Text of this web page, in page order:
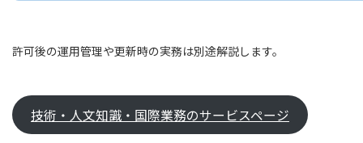
許可後の運用管理や更新時の実務は別途解説します。
技術・人文知識・国際業務のサービスページ